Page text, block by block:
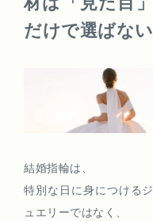
だけで選ばない
結婚指輪は、
特別な日に身につけるジ
ュエリーではなく、